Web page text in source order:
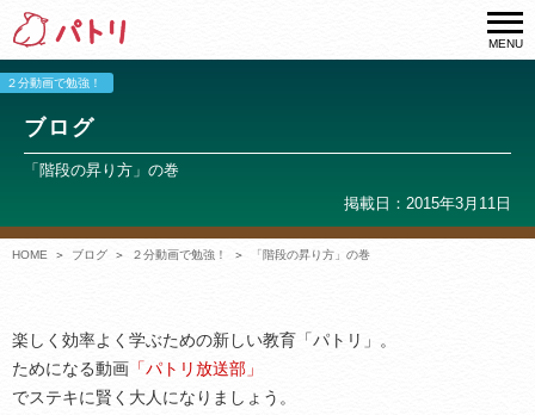
MENU
２分動画で勉強！
ブログ
「階段の昇り方」の巻
掲載日：2015年3月11日
HOME ブログ ２分動画で勉強！ 「階段の昇り方」の巻
楽しく効率よく学ぶための新しい教育「パトリ」。
ためになる動画 「パトリ放送部」
でステキに賢く大人になりましょう。